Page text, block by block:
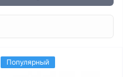
Популярный